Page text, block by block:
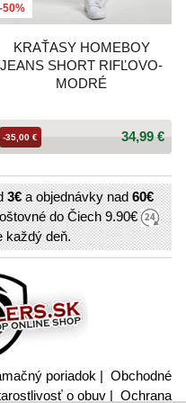
-50%
KRAŤASY HOMEBOY
JEANS SHORT RIFĽOVO-
MODRÉ
34,99 €
-35,00 €
3€a objednávky nad60€
do Čiech9.90€
každý deň.
poriadok | Obchodné
o obuv | Ochrana